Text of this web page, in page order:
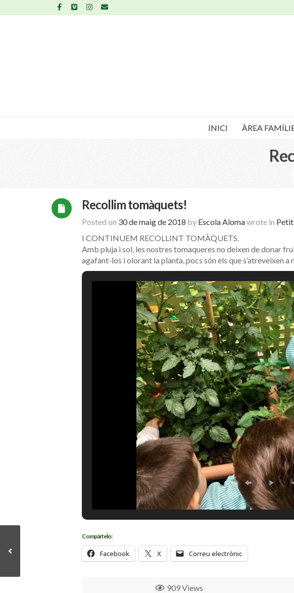
INICI ÀREA
Recollim tomàquets!
Posted on 30 de maig de 2018 by Escola Alomawrote in
I CONTINUEM RECOLLINT TOMÀQUETS.
Amb pluja i sol, les nostres tomaqueres no deixen de donar
agafant-los i olorant la planta, pocs són els que s’atreveixen a
Compártelo:
Facebook X Correu electrònic
909 Views